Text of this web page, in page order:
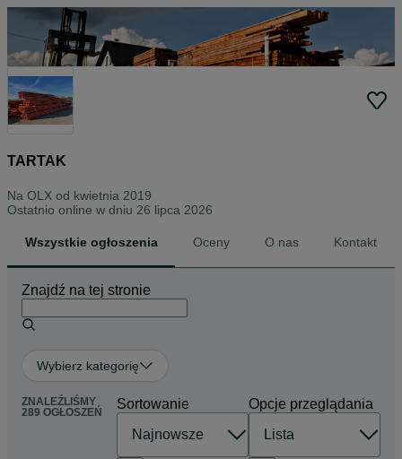
TARTAK
Na OLX od kwietnia 2019
Ostatnio online w dniu 26 lipca 2026
Wszystkie ogłoszenia Oceny O nas Kontakt
Znajdź na tej stronie
Wybierz kategorię
ZNALEŹLIŚMY
289 OGŁOSZEŃ
Sortowanie Opcje przeglądania